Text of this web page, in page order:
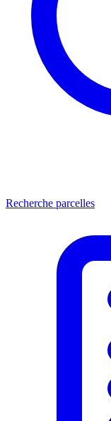
Recherche parcelles